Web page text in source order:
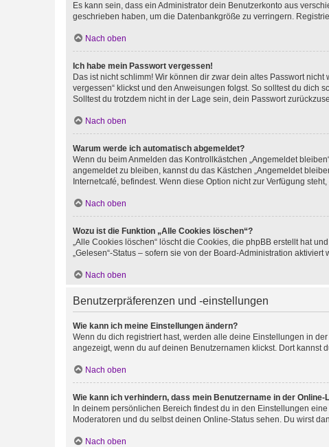
Es kann sein, dass ein Administrator dein Benutzerkonto aus
geschrieben haben, um die Datenbankgröße zu verringern.
Nach oben
Ich habe mein Passwort vergessen!
Das ist nicht schlimm! Wir können dir zwar dein altes Passwort
vergessen“ klickst und den Anweisungen folgst. So solltest du dich
Solltest du trotzdem nicht in der Lage sein, dein Passwort
Nach oben
Warum werde ich automatisch abgemeldet?
Wenn du beim Anmelden das Kontrollkästchen „Angemeldet
angemeldet zu bleiben, kannst du das Kästchen „Angemeldet
Internetcafé, befindest. Wenn diese Option nicht zur Verfügung
Nach oben
Wozu ist die Funktion „Alle Cookies löschen“?
„Alle Cookies löschen“ löscht die Cookies, die phpBB erstellt hat
„Gelesen“-Status – sofern sie von der Board-Administration
Nach oben
Benutzerpräferenzen und -einstellungen
Wie kann ich meine Einstellungen ändern?
Wenn du dich registriert hast, werden alle deine Einstellungen in
angezeigt, wenn du auf deinen Benutzernamen klickst. Dort kannst
Nach oben
Wie kann ich verhindern, dass mein Benutzername in der Online-
In deinem persönlichen Bereich findest du in den Einstellungen
Moderatoren und du selbst deinen Online-Status sehen. Du wirst
Nach oben